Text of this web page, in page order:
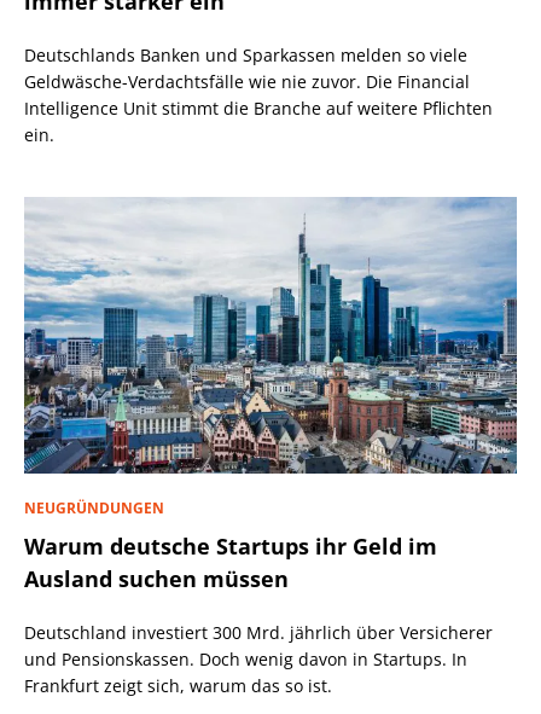
Deutschlands Banken und Sparkassen melden so viele
Geldwäsche-Verdachtsfälle wie nie zuvor. Die Financial
Intelligence Unit stimmt die Branche auf weitere Pflichten
ein.
NEUGRÜNDUNGEN
Warum deutsche Startups ihr Geld im
Ausland suchen müssen
Deutschland investiert 300 Mrd. jährlich über Versicherer
und Pensionskassen. Doch wenig davon in Startups. In
Frankfurt zeigt sich, warum das so ist.